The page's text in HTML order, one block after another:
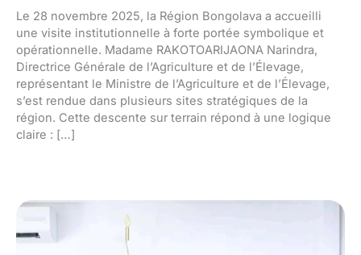
Le 28 novembre 2025, la Région Bongolava a accueilli
une visite institutionnelle à forte portée symbolique et
opérationnelle. Madame RAKOTOARIJAONA Narindra,
Directrice Générale de l’Agriculture et de l’Élevage,
représentant le Ministre de l’Agriculture et de l’Élevage,
s’est rendue dans plusieurs sites stratégiques de la
région. Cette descente sur terrain répond à une logique
claire : […]